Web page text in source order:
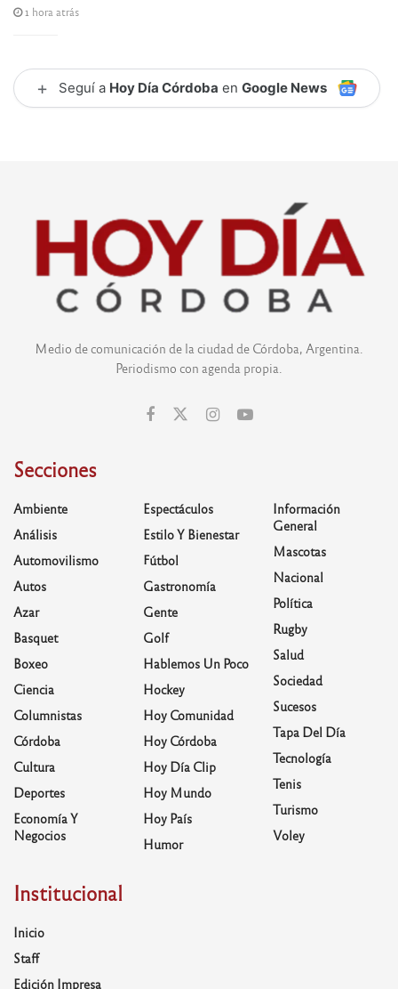
1 hora atrás
+ Seguí a Hoy Día Córdoba en Google News
Medio de comunicación de la ciudad de Córdoba, Argentina.
Periodismo con agenda propia.
Secciones
Ambiente
Análisis
Automovilismo
Autos
Azar
Basquet
Boxeo
Ciencia
Columnistas
Córdoba
Cultura
Deportes
Economía Y
Negocios
Espectáculos
Estilo Y Bienestar
Fútbol
Gastronomía
Gente
Golf
Hablemos Un Poco
Hockey
Hoy Comunidad
Hoy Córdoba
Hoy Día Clip
Hoy Mundo
Hoy País
Humor
Información
General
Mascotas
Nacional
Política
Rugby
Salud
Sociedad
Sucesos
Tapa Del Día
Tecnología
Tenis
Turismo
Voley
Institucional
Inicio
Staff
Edición Impresa